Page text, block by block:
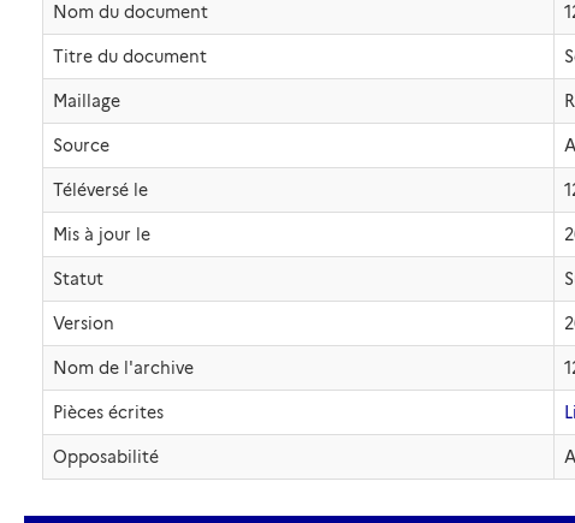
Nom du document
Titre du document
Maillage
Source
Téléversé le
Mis à jour le
Statut
Version
Nom de l'archive
Pièces écrites
Opposabilité